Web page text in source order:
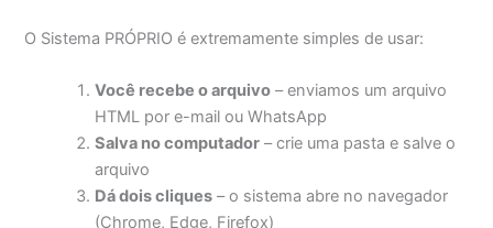
O Sistema PRÓPRIO é extremamente simples de usar:
Você recebe o arquivo – enviamos um arquivo
HTML por e-mail ou WhatsApp
Salva no computador – crie uma pasta e salve o
arquivo
Dá dois cliques – o sistema abre no navegador
(Chrome, Edge, Firefox)